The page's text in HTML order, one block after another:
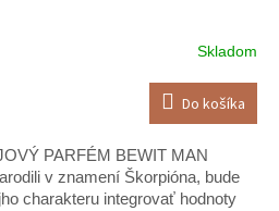
Skladom
Do košíka
PARFÉM BEWIT MAN
v znamení Škorpióna, bude
charakteru integrovať hodnoty